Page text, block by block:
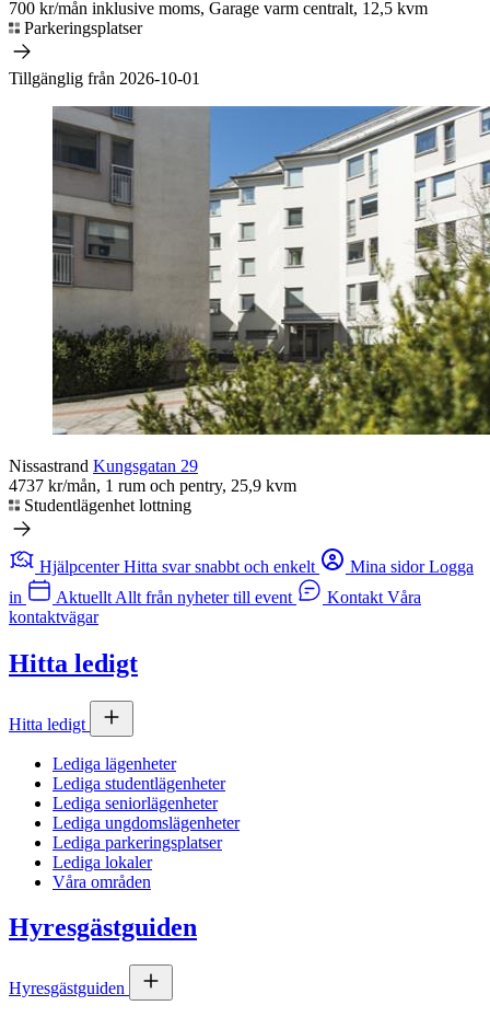
700 kr/mån inklusive moms, Garage varm centralt, 12,5 kvm
Parkeringsplatser
Tillgänglig från 2026-10-01
Nissastrand Kungsgatan 29
4737 kr/mån, 1 rum och pentry, 25,9 kvm
Studentlägenhet lottning
Hjälpcenter Hitta svar snabbt och enkelt Mina sidor Logga
in
Aktuellt Allt från nyheter till event Kontakt Våra
kontaktvägar
Hitta ledigt
Hitta ledigt
Lediga lägenheter
Lediga studentlägenheter
Lediga seniorlägenheter
Lediga ungdomslägenheter
Lediga parkeringsplatser
Lediga lokaler
Våra områden
Hyresgästguiden
Hyresgästguiden